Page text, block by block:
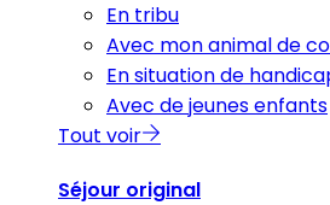
En tribu
Avec mon animal de
En situation de
Avec de jeunes enfants
Tout voir
Séjour original